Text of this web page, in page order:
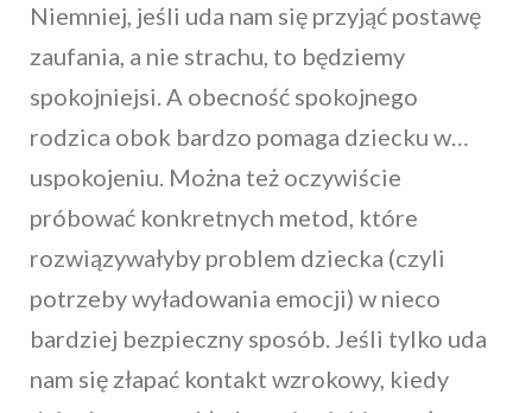
Niemniej, jeśli uda nam się przyjąć postawę
zaufania, a nie strachu, to będziemy
spokojniejsi. A obecność spokojnego
rodzica obok bardzo pomaga dziecku w…
uspokojeniu. Można też oczywiście
próbować konkretnych metod, które
rozwiązywałyby problem dziecka (czyli
potrzeby wyładowania emocji) w nieco
bardziej bezpieczny sposób. Jeśli tylko uda
nam się złapać kontakt wzrokowy, kiedy